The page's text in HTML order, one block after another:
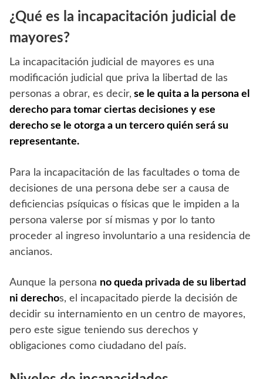
¿Qué es la incapacitación judicial de
mayores?
La incapacitación judicial de mayores es una
modificación judicial que priva la libertad de las
personas a obrar, es decir, se le quita a la persona el
derecho para tomar ciertas decisiones y ese
derecho se le otorga a un tercero quién será su
representante.
Para la incapacitación de las facultades o toma de
decisiones de una persona debe ser a causa de
deficiencias psíquicas o físicas que le impiden a la
persona valerse por sí mismas y por lo tanto
proceder al ingreso involuntario a una residencia de
ancianos.
Aunque la persona no queda privada de su libertad
ni derechos, el incapacitado pierde la decisión de
decidir su internamiento en un centro de mayores,
pero este sigue teniendo sus derechos y
obligaciones como ciudadano del país.